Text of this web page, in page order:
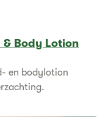
Body Lotion
en bodylotion